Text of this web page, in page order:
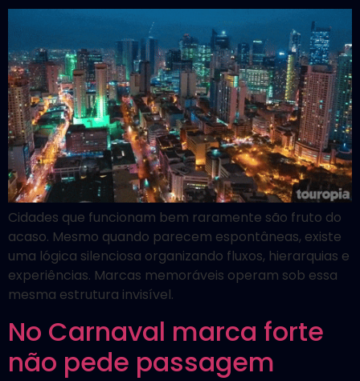
Cidades que funcionam bem raramente são fruto do
acaso. Mesmo quando parecem espontâneas, existe
uma lógica silenciosa organizando fluxos, hierarquias e
experiências. Marcas memoráveis operam sob essa
mesma estrutura invisível.
No Carnaval marca forte
não pede passagem